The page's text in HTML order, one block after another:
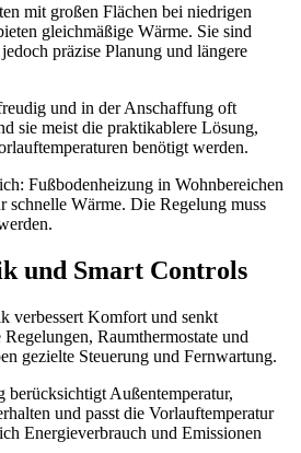
mit großen Flächen bei niedrigen
gleichmäßige Wärme. Sie sind
präzise Planung und längere
und in der Anschaffung oft
sie meist die praktikablere Lösung,
benötigt werden.
Fußbodenheizung in Wohnbereichen
Wärme. Die Regelung muss
und Smart Controls
verbessert Komfort und senkt
Raumthermostate und
gezielte Steuerung und Fernwartung.
berücksichtigt Außentemperatur,
und passt die Vorlauftemperatur
Energieverbrauch und Emissionen